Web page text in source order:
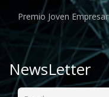
Premio Joven
NewsLetter